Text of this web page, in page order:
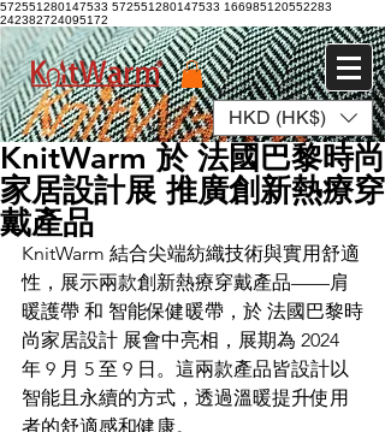
572551280147533 572551280147533 166985120552283
242382724095172
登入 HKD (HK$)
KnitWarm 於 法國巴黎時尚
家居設計展 推廣創新熱療穿
戴產品
KnitWarm 結合尖端紡織技術與實用舒適
性，展示兩款創新熱療穿戴產品——肩
暖護帶 和 智能保健暖帶，於 法國巴黎時
尚家居設計 展會中亮相，展期為 2024
年 9 月 5 至 9 日。這兩款產品皆設計以
智能且永續的方式，透過溫暖提升使用
者的舒適感和健康。